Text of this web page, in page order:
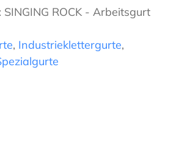
SINGING ROCK - Arbeitsgurt
, Industrieklettergurte,